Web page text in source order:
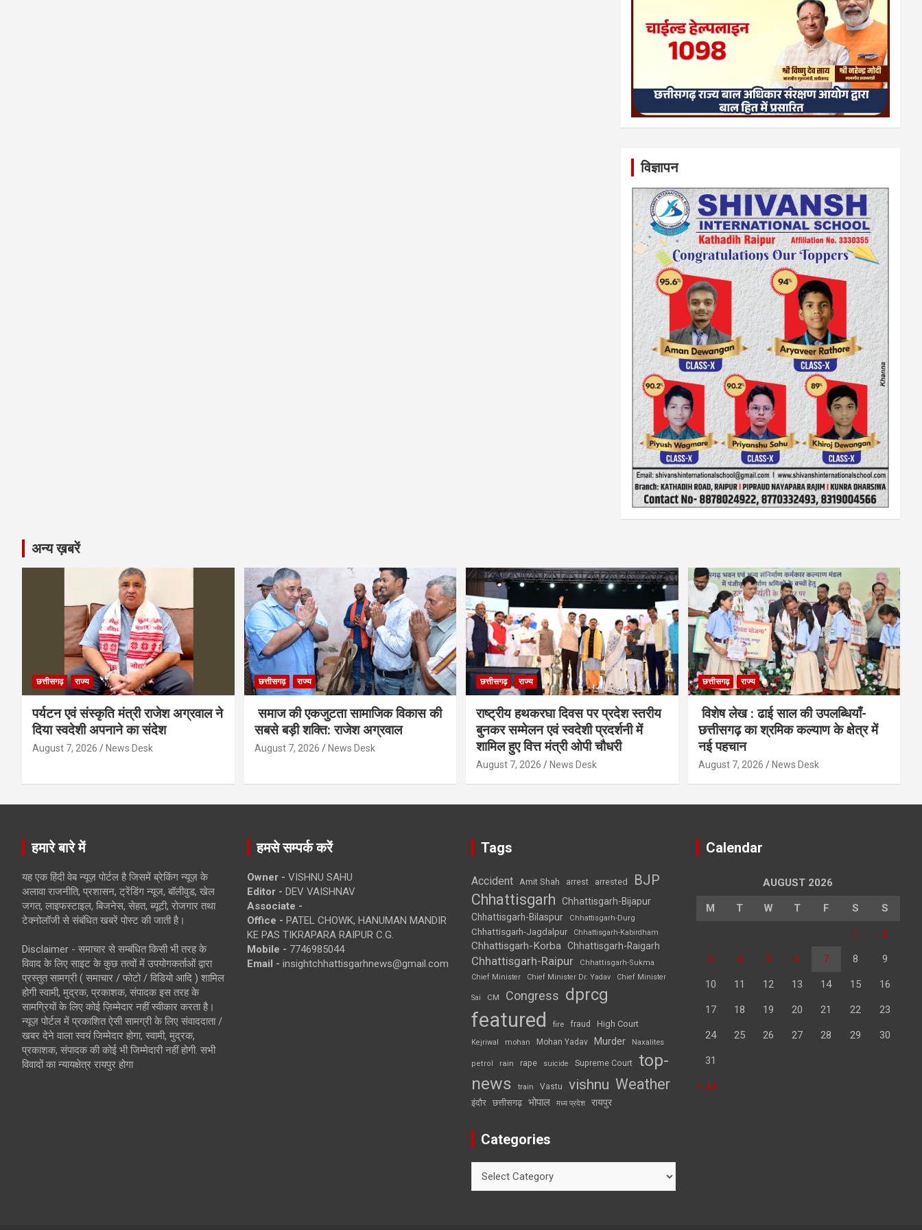
विज्ञापन
अन्य ख़बरें
छत्तीसगढ़ राज्य
पर्यटन एवं संस्कृति मंत्री राजेश अग्रवाल ने
दिया स्वदेशी अपनाने का संदेश
August 7, 2026 News Desk
छत्तीसगढ़ राज्य
समाज की एकजुटता सामाजिक विकास की
सबसे बड़ी शक्ति: राजेश अग्रवाल
August 7, 2026 News Desk
छत्तीसगढ़ राज्य
राष्ट्रीय हथकरघा दिवस पर प्रदेश स्तरीय
बुनकर सम्मेलन एवं स्वदेशी प्रदर्शनी में
शामिल हुए वित्त मंत्री ओपी चौधरी
August 7, 2026 News Desk
छत्तीसगढ़ राज्य
विशेष लेख : ढाई साल की उपलब्धियाँ-
छत्तीसगढ़ का श्रमिक कल्याण के क्षेत्र में
नई पहचान
August 7, 2026 News Desk
हमारे बारे में
यह एक हिंदी वेब न्यूज़ पोर्टल है जिसमें ब्रेकिंग न्यूज़ के
अलावा राजनीति, प्रशासन, ट्रेंडिंग न्यूज, बॉलीवुड, खेल
जगत, लाइफस्टाइल, बिजनेस, सेहत, ब्यूटी, रोजगार तथा
टेक्नोलॉजी से संबंधित खबरें पोस्ट की जाती है।
Disclaimer - समाचार से सम्बंधित किसी भी तरह के
विवाद के लिए साइट के कुछ तत्वों में उपयोगकर्ताओं द्वारा
प्रस्तुत सामग्री ( समाचार / फोटो / विडियो आदि ) शामिल
होगी स्वामी, मुद्रक, प्रकाशक, संपादक इस तरह के
सामग्रियों के लिए कोई ज़िम्मेदार नहीं स्वीकार करता है।
न्यूज़ पोर्टल में प्रकाशित ऐसी सामग्री के लिए संवाददाता /
खबर देने वाला स्वयं जिम्मेदार होगा, स्वामी, मुद्रक,
प्रकाशक, संपादक की कोई भी जिम्मेदारी नहीं होगी. सभी
विवादों का न्यायक्षेत्र रायपुर होगा
हमसे सम्पर्क करें
Owner - VISHNU SAHU
Editor - DEV VAISHNAV
Associate -
Office - PATEL CHOWK, HANUMAN MANDIR
KE PAS TIKRAPARA RAIPUR C.G.
Mobile - 7746985044
Email - insightchhattisgarhnews@gmail.com
Tags
Accident Amit Shah arrest arrested BJP
Chhattisgarh
Chhattisgarh-Bijapur
Chhattisgarh-Bilaspur
Chhattisgarh-Durg
Chhattisgarh-Jagdalpur Chhattisgarh-Kabirdham
Chhattisgarh-Korba Chhattisgarh-Raigarh
Chhattisgarh-Raipur
Chhattisgarh-Sukma
Chief Minister
Chief Minister Dr. Yadav Chief Minister
Sai CM Congress dprcg
featured fire fraud High Court
Kejriwal mohan Mohan Yadav Murder Naxalites
petrol rain rape suicide Supreme Court top-
news
train Vastu vishnu Weather
इंदौर छत्तीसगढ़ भोपाल मध्य प्रदेश रायपुर
Categories
Calendar
AUGUST 2026
M T W T F S S
1 2
3 4 5 6 7 8 9
10 11 12 13 14 15 16
17 18 19 20 21 22 23
24 25 26 27 28 29 30
31
« Jul